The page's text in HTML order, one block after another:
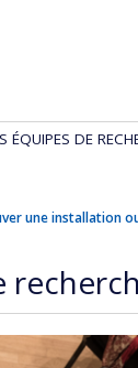
ÉQUIPES DE
une installation